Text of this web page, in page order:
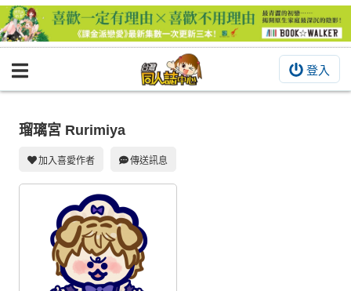
登入
BOOKY書集倉庫
同人誌
同人周邊
同人數位作品
活動&消息
同人誌活動
最新消息
瑠璃宮 Rurimiya
加入喜愛作者 傳送訊息